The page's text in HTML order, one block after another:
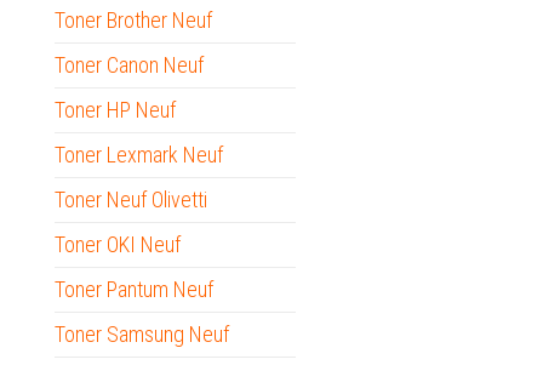
Toner Brother Neuf
Toner Canon Neuf
Toner HP Neuf
Toner Lexmark Neuf
Toner Neuf Olivetti
Toner OKI Neuf
Toner Pantum Neuf
Toner Samsung Neuf